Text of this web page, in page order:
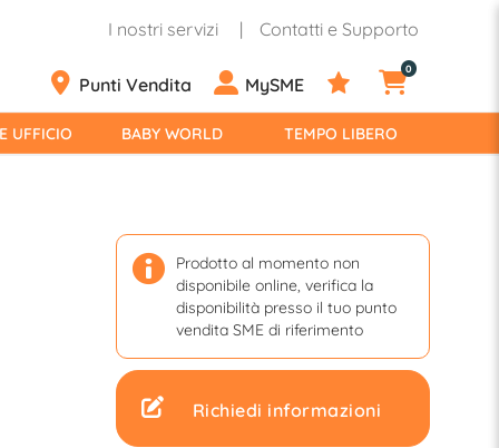
I nostri servizi Contatti e Supporto
Punti Vendita MySME
0
UFFICIO BABY WORLD TEMPO LIBERO
Prodotto al momento non
disponibile online, verifica la
disponibilità presso il tuo punto
vendita SME di riferimento
Richiedi informazioni